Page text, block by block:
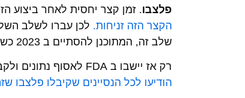
פלצבו. זמן קצר יחסית לאחר ביצוע
הקצר הזה זניחות. לכן עברו לשלב
שלב זה, המתוכנן להסתיים ב 2023 כשייגמר הניסוי רשמית.
רק אז יישבו ב FDA לאסוף נתונים ולקבל החלטה האם לאשר את החיסון או לא.
הודיעו לכל הנסיינים שקיבלו פלצבו